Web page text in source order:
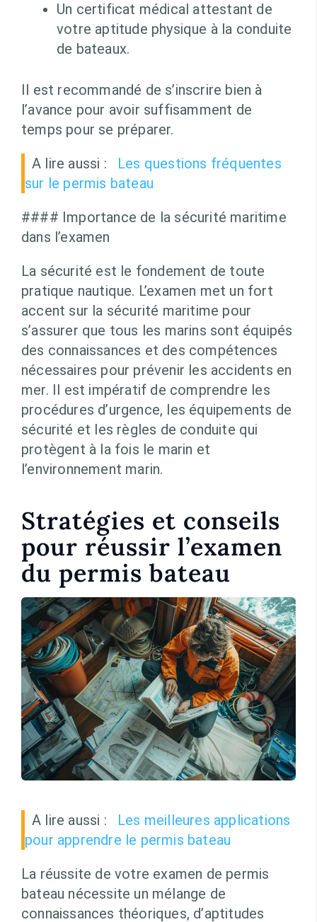
Un certificat médical attestant de
votre aptitude physique à la conduite
de bateaux.
Il est recommandé de s’inscrire bien à
l’avance pour avoir suffisamment de
temps pour se préparer.
A lire aussi :
Les questions fréquentes
sur le permis bateau
#### Importance de la sécurité maritime
dans l’examen
La sécurité est le fondement de toute
pratique nautique. L’examen met un fort
accent sur la sécurité maritime pour
s’assurer que tous les marins sont équipés
des connaissances et des compétences
nécessaires pour prévenir les accidents en
mer. Il est impératif de comprendre les
procédures d’urgence, les équipements de
sécurité et les règles de conduite qui
protègent à la fois le marin et
l’environnement marin.
Stratégies et conseils
pour réussir l’examen
du permis bateau
A lire aussi :
Les meilleures applications
pour apprendre le permis bateau
La réussite de votre examen de permis
bateau nécessite un mélange de
connaissances théoriques, d’aptitudes